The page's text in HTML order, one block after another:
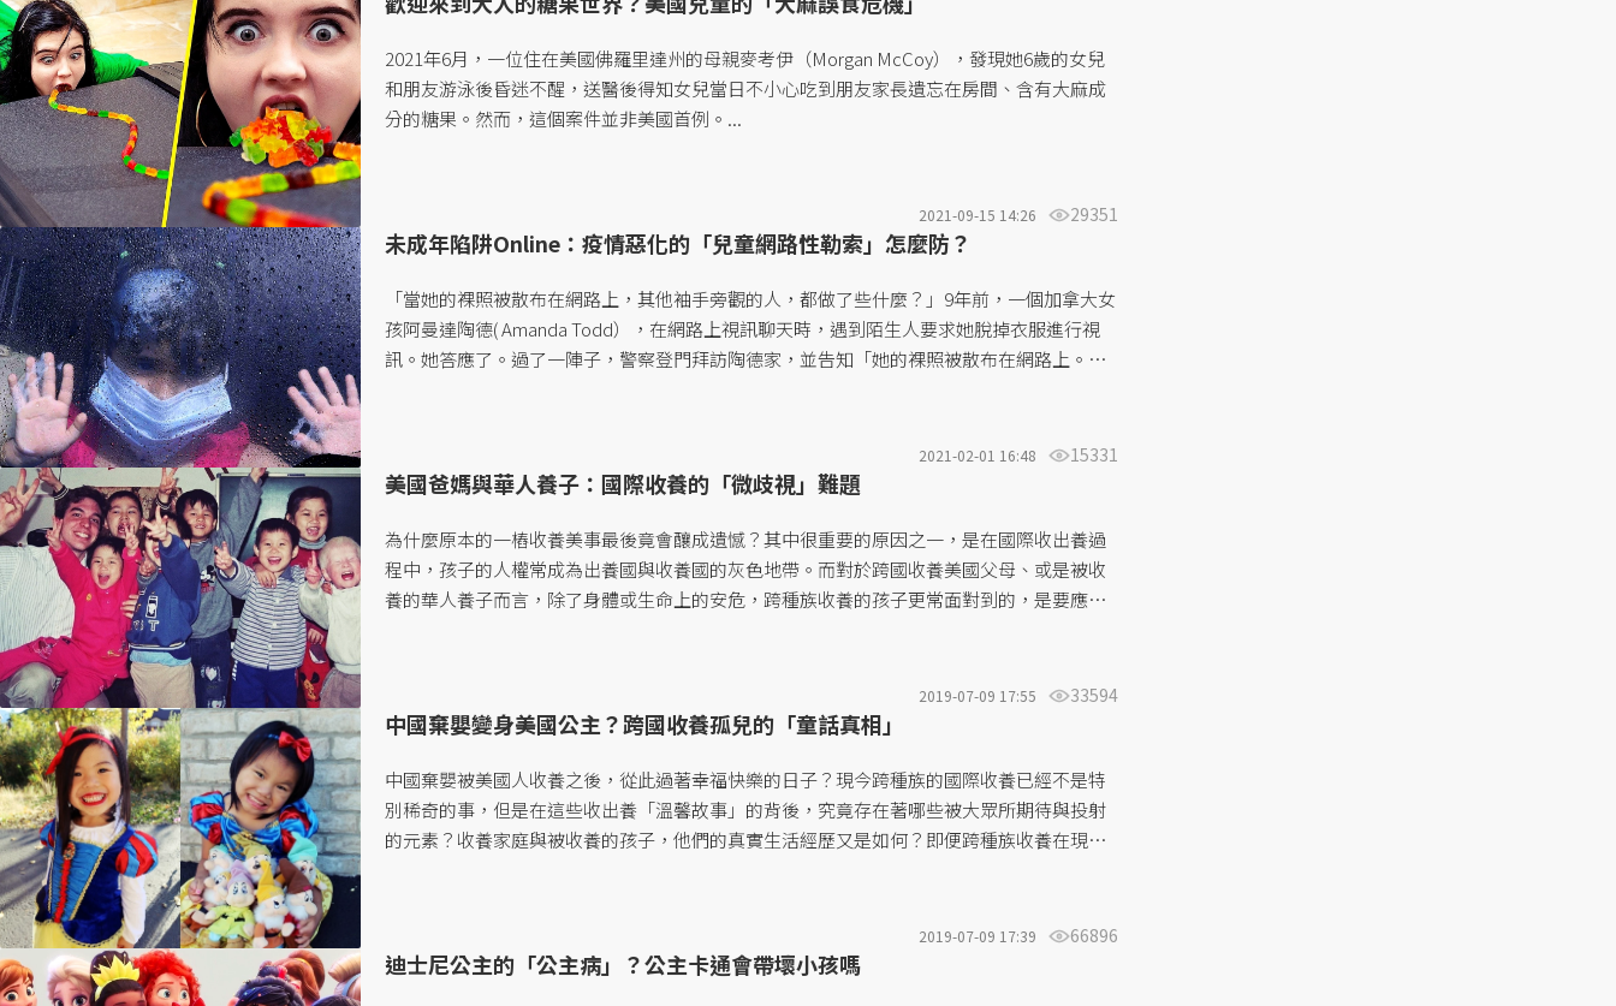
2021年6月，一位住在美國佛羅里達州的母親麥考伊（Morgan McCoy），發現她6歲的女兒
和朋友游泳後昏迷不醒，送醫後得知女兒當日不小心吃到朋友家長遺忘在房間、含有大麻成
分的糖果。然而，這個案件並非美國首例。...
2021-09-15 14:26 29351
未成年陷阱Online：疫情惡化的「兒童網路性勒索」怎麼防？
「當她的裸照被散布在網路上，其他袖手旁觀的人，都做了些什麼？」9年前，一個加拿大女
孩阿曼達陶德( Amanda Todd），在網路上視訊聊天時，遇到陌生人要求她脫掉衣服進行視
訊。她答應了。過了一陣子，警察登門拜訪陶德家，並告知「她的裸照被散布在網路上。」
2021-02-01 16:48 15331
美國爸媽與華人養子：國際收養的「微歧視」難題
為什麼原本的一樁收養美事最後竟會釀成遺憾？其中很重要的原因之一，是在國際收出養過
程中，孩子的人權常成為出養國與收養國的灰色地帶。而對於跨國收養美國父母、或是被收
養的華人養子而言，除了身體或生命上的安危，跨種族收養的孩子更常面對到的，是要應付
2019-07-09 17:55 33594
中國棄嬰變身美國公主？跨國收養孤兒的「童話真相」
中國棄嬰被美國人收養之後，從此過著幸福快樂的日子？現今跨種族的國際收養已經不是特
別稀奇的事，但是在這些收出養「溫馨故事」的背後，究竟存在著哪些被大眾所期待與投射
的元素？收養家庭與被收養的孩子，他們的真實生活經歷又是如何？即便跨種族收養在現今
2019-07-09 17:39 66896
迪士尼公主的「公主病」？公主卡通會帶壞小孩嗎